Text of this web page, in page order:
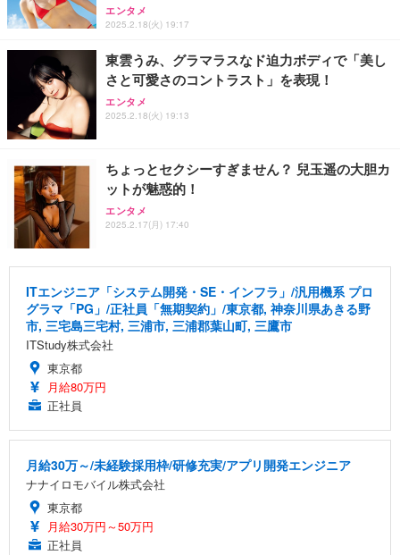
エンタメ
2025.2.18(火) 19:17
東雲うみ、グラマラスなド迫力ボディで「美し
さと可愛さのコントラスト」を表現！
エンタメ
2025.2.18(火) 19:13
ちょっとセクシーすぎません？ 兒玉遥の大胆カ
ットが魅惑的！
エンタメ
2025.2.17(月) 17:40
ITエンジニア「システム開発・SE・インフラ」/汎用機系 プロ
グラマ「PG」/正社員「無期契約」/東京都, 神奈川県あきる野
市, 三宅島三宅村, 三浦市, 三浦郡葉山町, 三鷹市
ITStudy株式会社
東京都
月給80万円
正社員
月給30万～/未経験採用枠/研修充実/アプリ開発エンジニア
ナナイロモバイル株式会社
東京都
月給30万円～50万円
正社員